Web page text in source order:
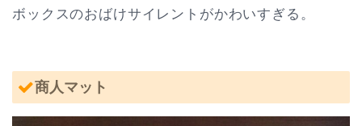
ボックスのおばけサイレントがかわいすぎる。
商人マット